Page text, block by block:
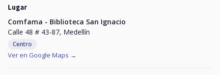
Lugar
Comfama - Biblioteca San Ignacio
Calle 48 # 43-87, Medellín
Centro
Ver en Google Maps →